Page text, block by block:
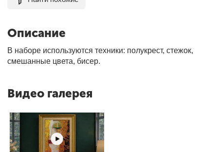
Описание
В наборе используются техники: полукрест, стежок,
смешанные цвета, бисер.
Видео галерея